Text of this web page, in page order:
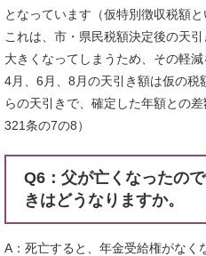
となっています（仮特別徴収税額と
これは、市・県民税額決定後の天
大きくなってしまうため、その軽減
4月、6月、8月の天引き額は仮の
らの天引きで、確定した年額との
321条の7の8）
Q6：父が亡くなったの
きはどうなりますか。
A：死亡すると、年金受給権がなく